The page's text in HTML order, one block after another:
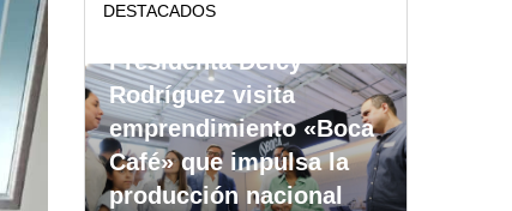
DESTACADOS
Presidenta Delcy
Rodríguez visita
emprendimiento «Boca
Café» que impulsa la
producción nacional